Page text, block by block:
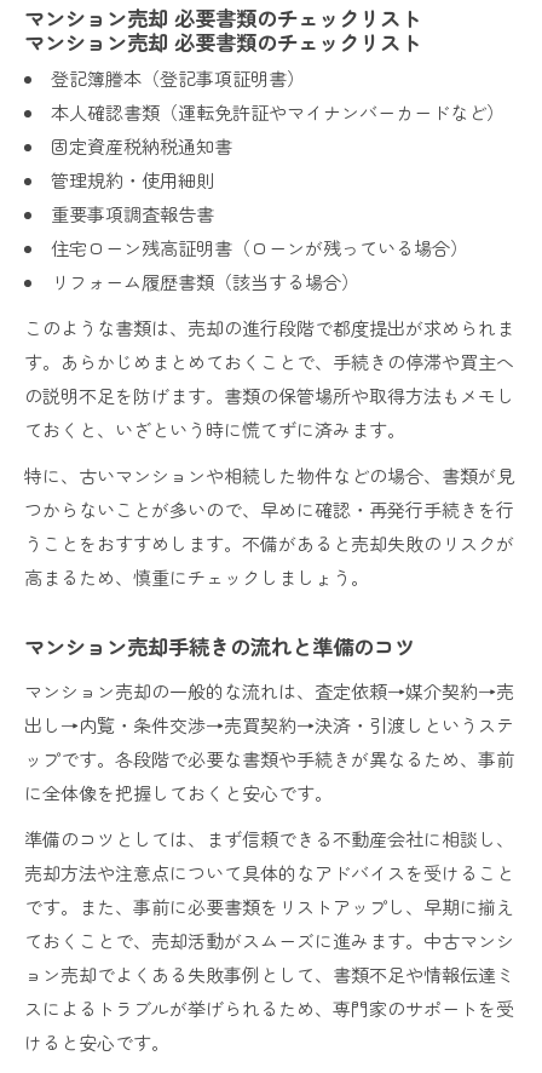
マンション売却 必要書類のチェックリスト
マンション売却 必要書類のチェックリスト
登記簿謄本（登記事項証明書）
本人確認書類（運転免許証やマイナンバーカードなど）
固定資産税納税通知書
管理規約・使用細則
重要事項調査報告書
住宅ローン残高証明書（ローンが残っている場合）
リフォーム履歴書類（該当する場合）
このような書類は、売却の進行段階で都度提出が求められま
す。あらかじめまとめておくことで、手続きの停滞や買主へ
の説明不足を防げます。書類の保管場所や取得方法もメモし
ておくと、いざという時に慌てずに済みます。
特に、古いマンションや相続した物件などの場合、書類が見
つからないことが多いので、早めに確認・再発行手続きを行
うことをおすすめします。不備があると売却失敗のリスクが
高まるため、慎重にチェックしましょう。
マンション売却手続きの流れと準備のコツ
マンション売却の一般的な流れは、査定依頼→媒介契約→売
出し→内覧・条件交渉→売買契約→決済・引渡しというステ
ップです。各段階で必要な書類や手続きが異なるため、事前
に全体像を把握しておくと安心です。
準備のコツとしては、まず信頼できる不動産会社に相談し、
売却方法や注意点について具体的なアドバイスを受けること
です。また、事前に必要書類をリストアップし、早期に揃え
ておくことで、売却活動がスムーズに進みます。中古マンシ
ョン売却でよくある失敗事例として、書類不足や情報伝達ミ
スによるトラブルが挙げられるため、専門家のサポートを受
けると安心です。